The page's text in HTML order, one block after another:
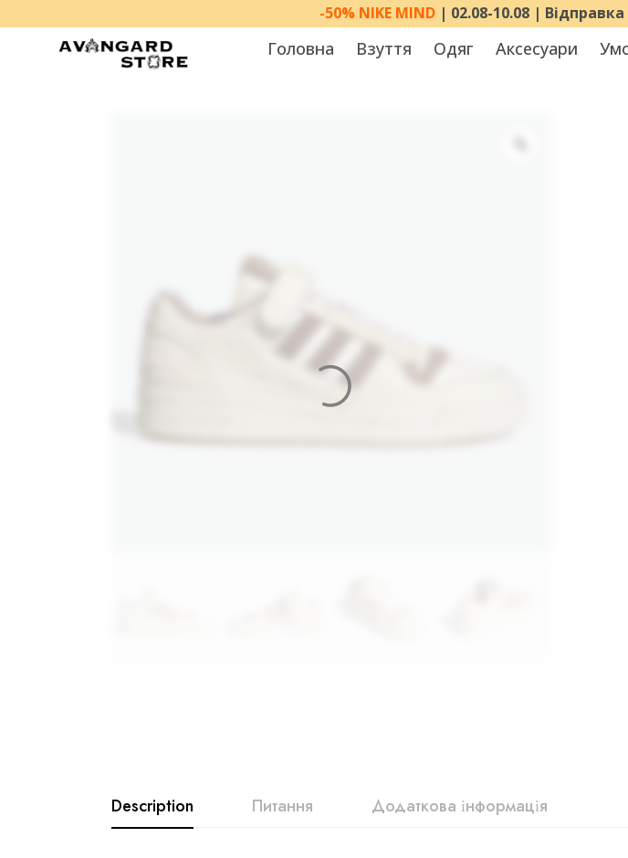
-50% NIKE MIND | 02.08-10.08 |
Головна Взуття Одяг Аксесуари
Description Питання Додаткова інформація